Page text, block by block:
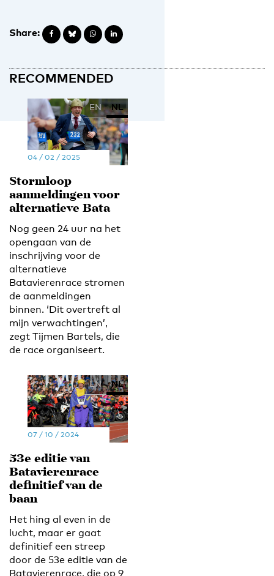
Share:
RECOMMENDED
EN NL
04 / 02 / 2025
Stormloop
aanmeldingen voor
alternatieve Bata
Nog geen 24 uur na het
opengaan van de
inschrijving voor de
alternatieve
Batavierenrace stromen
de aanmeldingen
binnen. ‘Dit overtreft al
mijn verwachtingen’,
zegt Tijmen Bartels, die
de race organiseert.
EN NL
07 / 10 / 2024
53e editie van
Batavierenrace
definitief van de
baan
Het hing al even in de
lucht, maar er gaat
definitief een streep
door de 53e editie van de
Batavierenrace, die op 9